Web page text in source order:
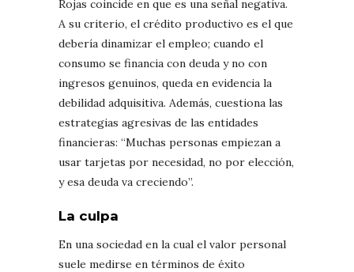
Rojas coincide en que es una señal negativa.
A su criterio, el crédito productivo es el que
debería dinamizar el empleo; cuando el
consumo se financia con deuda y no con
ingresos genuinos, queda en evidencia la
debilidad adquisitiva. Además, cuestiona las
estrategias agresivas de las entidades
financieras: “Muchas personas empiezan a
usar tarjetas por necesidad, no por elección,
y esa deuda va creciendo”.
La culpa
En una sociedad en la cual el valor personal
suele medirse en términos de éxito